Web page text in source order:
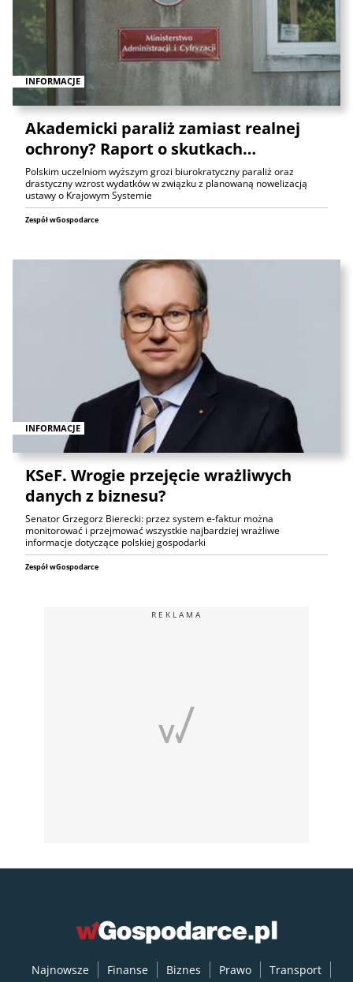
INFORMACJE
Akademicki paraliż zamiast realnej
ochrony? Raport o skutkach…
Polskim uczelniom wyższym grozi biurokratyczny paraliż oraz
drastyczny wzrost wydatków w związku z planowaną nowelizacją
ustawy o Krajowym Systemie
Zespół wGospodarce
INFORMACJE
KSeF. Wrogie przejęcie wrażliwych
danych z biznesu?
Senator Grzegorz Bierecki: przez system e-faktur można
monitorować i przejmować wszystkie najbardziej wrażliwe
informacje dotyczące polskiej gospodarki
Zespół wGospodarce
REKLAMA
Najnowsze Finanse Biznes Prawo Transport